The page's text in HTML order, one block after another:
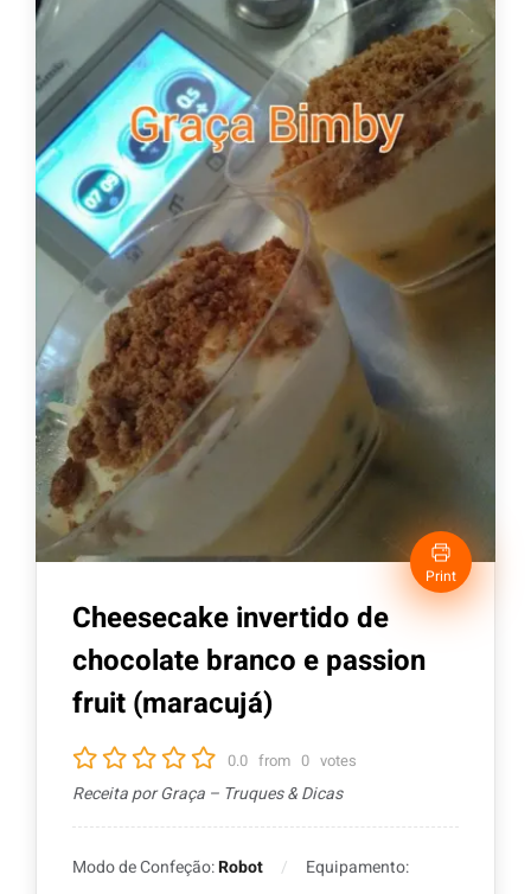
Print
Cheesecake invertido de
chocolate branco e passion
fruit (maracujá)
0.0 from 0 votes
Receita por Graça – Truques & Dicas
Modo de Confeção:Robot
Equipamento: